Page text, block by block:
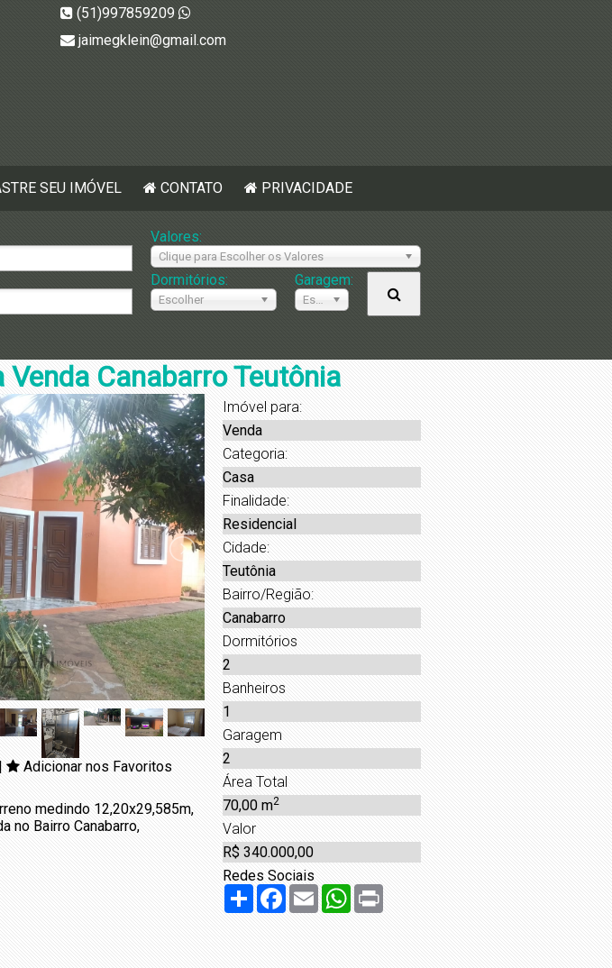
(51)997859209
jaimegklein@gmail.com
SEU IMÓVEL CONTATO
PRIVACIDADE
Valores:
Clique para Escolher os Valores
Dormitórios:
Escolher
Garagem:
Escolher
Venda Canabarro Teutônia
Adicionar nos Favoritos
medindo 12,20x29,585m,
no Bairro Canabarro,
Imóvel para:
Venda
Categoria:
Casa
Finalidade:
Residencial
Cidade:
Teutônia
Bairro/Região:
Canabarro
Dormitórios
2
Banheiros
1
Garagem
2
Área Total
70,00 m2
Valor
R$ 340.000,00
Redes Sociais
Share Facebook
Email WhatsApp